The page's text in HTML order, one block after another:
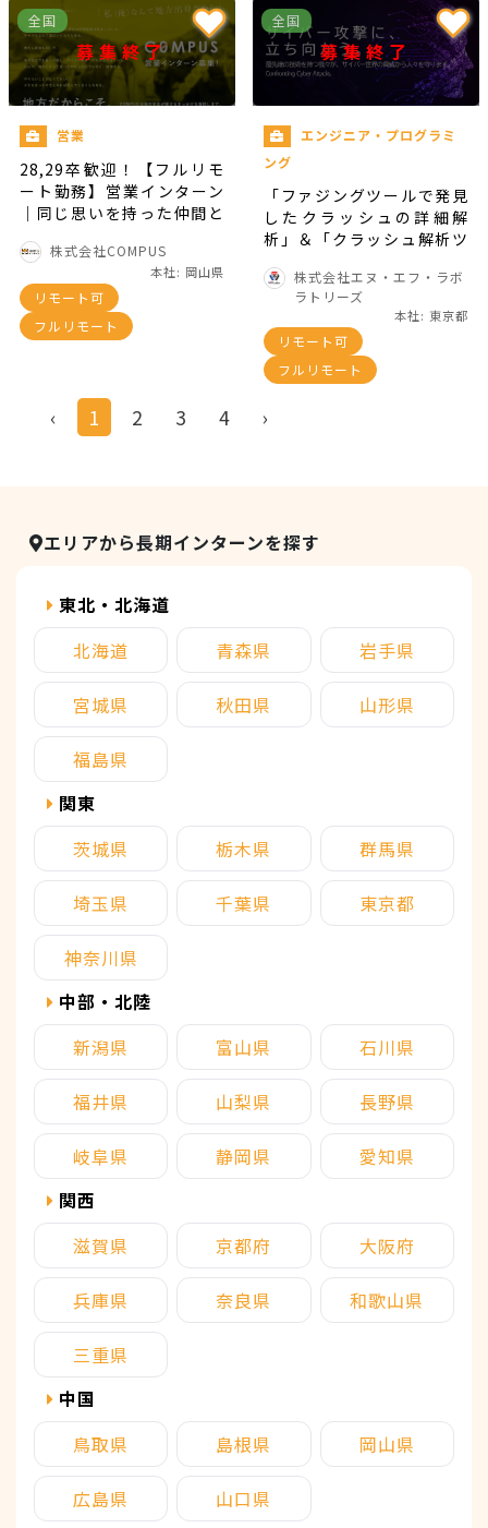
全国
募集終了
営業
28,29卒歓迎！【フルリモ
ート勤務】営業インターン
｜同じ思いを持った仲間と
か？株式会社COMPUS
本社: 岡山県
リモート可
フルリモート
全国
募集終了
エンジニア・プログラミ
ング
「ファジングツールで発見
したクラッシュの詳細解
析」＆「クラッシュ解析ツ
株式会社エヌ・エフ・ラボ
ラトリーズ
本社: 東京都
リモート可
フルリモート
‹ 1 2 3 4 ›
エリアから長期インターンを探す
東北・北海道
北海道
青森県 岩手県
宮城県 秋田県 山形県
福島県
関東
茨城県
栃木県 群馬県
埼玉県 千葉県 東京都
神奈川県
中部・北陸
新潟県
富山県 石川県
福井県 山梨県 長野県
岐阜県 静岡県
愛知県
関西
滋賀県
京都府 大阪府
兵庫県 奈良県 和歌山県
三重県
中国
鳥取県
島根県 岡山県
広島県
山口県